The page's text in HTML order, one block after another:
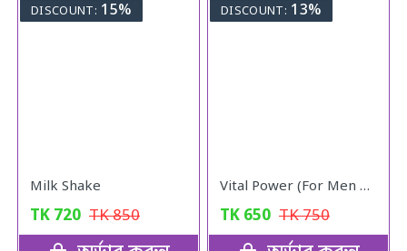
DISCOUNT: 15%
Milk Shake
TK 720 TK850
DISCOUNT: 13%
Vital Power (For Men & Woman)
TK 650 TK750